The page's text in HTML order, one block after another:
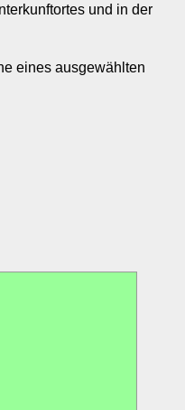
und in der
eines ausgewählten